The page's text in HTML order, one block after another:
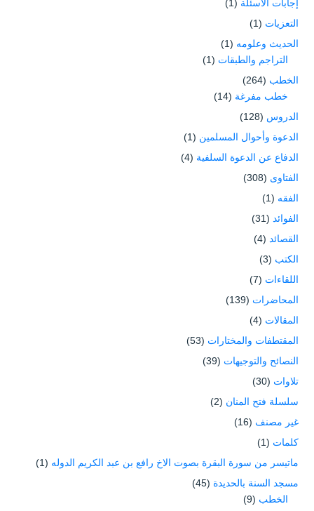
إجابات الأسئلة (1)
التعزيات (1)
الحديث وعلومه (1)
التراجم والطبقات (1)
الخطب (264)
خطب مفرغة (14)
الدروس (128)
الدعوة وأحوال المسلمين (1)
الدفاع عن الدعوة السلفية (4)
الفتاوى (308)
الفقه (1)
الفوائد (31)
القصائد (4)
الكتب (3)
اللقاءات (7)
المحاضرات (139)
المقالات (4)
المقتطفات والمختارات (53)
النصائح والتوجيهات (39)
تلاوات (30)
سلسلة فتح المنان (2)
غير مصنف (16)
كلمات (1)
ماتيسر من سورة البقرة بصوت الاخ رافع بن عبد الكريم الدوله (1)
مسجد السنة بالحديدة (45)
الخطب (9)